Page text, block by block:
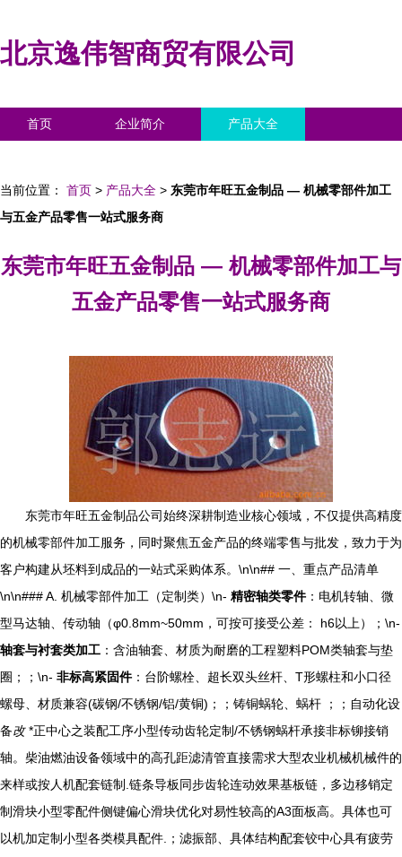
北京逸伟智商贸有限公司
首页 企业简介 产品大全
当前位置： 首页 > 产品大全 > 东莞市年旺五金制品 — 机械零部件加工
与五金产品零售一站式服务商
东莞市年旺五金制品 — 机械零部件加工与
五金产品零售一站式服务商
东莞市年旺五金制品公司始终深耕制造业核心领域，不仅提供高精度
的机械零部件加工服务，同时聚焦五金产品的终端零售与批发，致力于为
客户构建从坯料到成品的一站式采购体系。\n\n## 一、重点产品清单
\n\n### A. 机械零部件加工（定制类）\n- 精密轴类零件：电机转轴、微
型马达轴、传动轴（φ0.8mm~50mm，可按可接受公差： h6以上）；\n-
轴套与衬套类加工 ：含油轴套、材质为耐磨的工程塑料POM类轴套与垫
圈；；\n- 非标高紧固件：台阶螺栓、超长双头丝杆、T形螺柱和小口径
螺母、材质兼容(碳钢/不锈钢/铝/黄铜)；；铸铜蜗轮、蜗杆 ；；自动化设
备改*正中心之装配工序小型传动齿轮定制/不锈钢蜗杆承接非标铆接销
轴。柴油燃油设备领域中的高孔距滤清管直接需求大型农业机械机械件的
来样或按人机配套链制.链条导板同步齿轮连动效果基板链，多边移销定
制滑块小型零配件侧键偏心滑块优化对易性较高的A3面板高。具体也可
以机加定制小型各类模具配件.；滤振部、具体结构配套铰中心具有疲劳